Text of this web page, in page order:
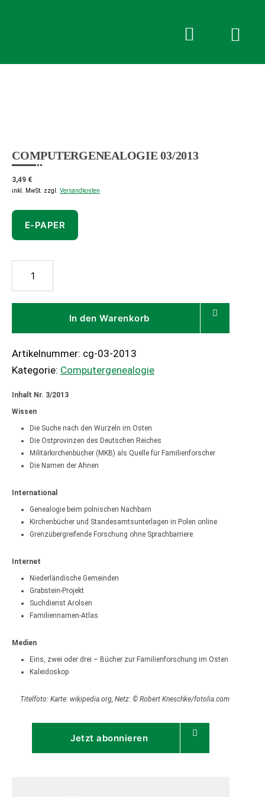
Ehlers
COMPUTERGENEALOGIE 03/2013
3,49 €
inkl. MwSt. zzgl. Versandkosten
E-PAPER
In den Warenkorb
Artikelnummer: cg-03-2013
Kategorie: Computergenealogie
Inhalt Nr. 3/2013
Wissen
Die Suche nach den Wurzeln im Osten
Die Ostprovinzen des Deutschen Reiches
Militärkirchenbücher (MKB) als Quelle für Familienforscher
Die Namen der Ahnen
International
Genealogie beim polnischen Nachbarn
Kirchenbücher und Standesamtsunterlagen in Polen online
Grenzübergreifende Forschung ohne Sprachbarriere
Internet
Niederländische Gemeinden
Grabstein-Projekt
Suchdienst Arolsen
Familiennamen-Atlas
Medien
Eins, zwei oder drei – Bücher zur Familienforschung im Osten
Kaleidoskop
Titelfoto: Karte: wikipedia.org, Netz: © Robert Kneschke/fotolia.com
Jetzt abonnieren